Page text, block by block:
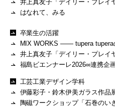
井上真友子「デイリー・プレイ
はなれて、みる
卒業生の活躍
MIX WORKS —— tupera tupera
井上真友子「デイリー・プレイ
福島ビエンナーレ2026∞連携企
工芸工業デザイン学科
伊藤彩子・鈴木伊美ガラス作品
陶磁ワークショップ「石巻のい